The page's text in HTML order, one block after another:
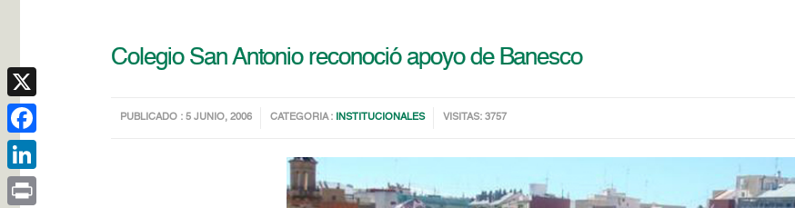
Colegio San Antonio reconoció apoyo de Banesco
PUBLICADO : 5 JUNIO, 2006 CATEGORIA : INSTITUCIONALES VISITAS: 3757
X
Facebook
LinkedIn